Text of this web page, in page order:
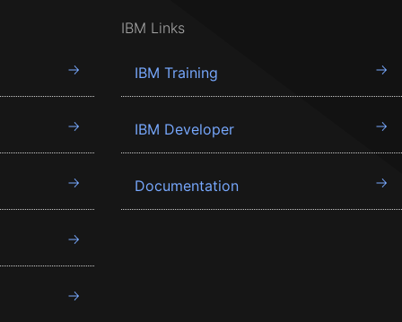
IBM Links
IBM Training
IBM Developer
Documentation